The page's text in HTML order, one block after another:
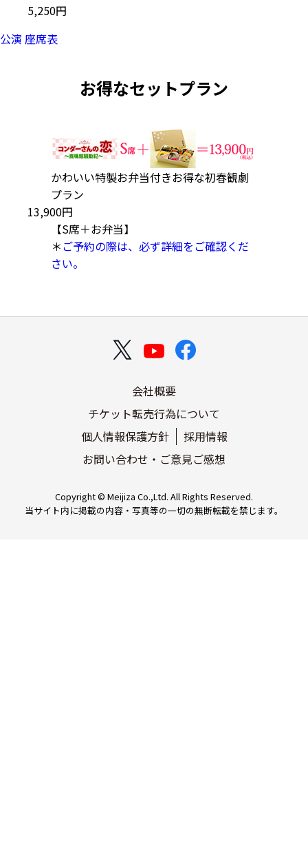
5,250円
公演 座席表
お得なセットプラン
かわいい特製お弁当付きお得な初春観劇
プラン
13,900円
【S席＋お弁当】
＊ご予約の際は、必ず詳細をご確認くだ
さい。
会社概要
チケット転売行為について
個人情報保護方針
採用情報
お問い合わせ・ご意見ご感想
Copyright © Meijiza Co.,Ltd. All Rights Reserved.
当サイト内に掲載の内容・写真等の一切の無断転載を禁じます。